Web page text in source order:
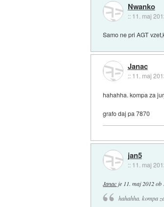
Nwanko
:: 11. maj
Samo ne pri AGT
Janac
:: 11. maj
hahahha. kompa za
grafo daj pa 7870
jan5
:: 11. maj
Janac je 11. maj 2012 ob
hahahha. kompa